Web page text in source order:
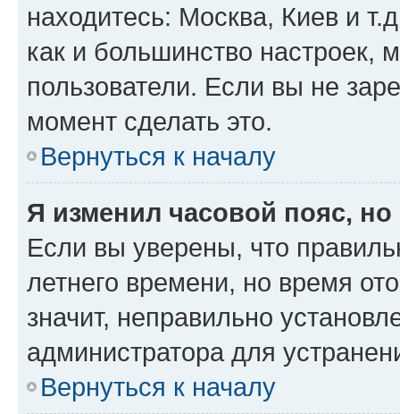
находитесь: Москва, Киев и
как и большинство настроек,
пользователи. Если вы не
момент сделать это.
Вернуться к началу
Я изменил часовой пояс,
Если вы уверены, что
летнего времени, но время
значит, неправильно
администратора для
Вернуться к началу